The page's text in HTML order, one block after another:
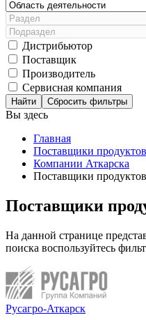
Дистрибьютор
Поставщик
Производитель
Сервисная компания
Сбросить фильтры
Вы здесь
Главная
Поставщики
Компании Аткарска
Поставщики
Поставщики
На данной странице
поиска воспользуйтесь
Русагро-Аткарск